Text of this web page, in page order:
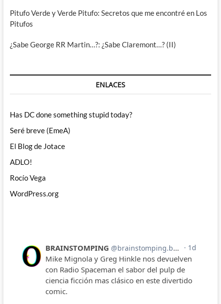
Pitufo Verde y Verde Pitufo: Secretos que me encontré en Los
Pitufos
¿Sabe George RR Martin…?: ¿Sabe Claremont…? (II)
ENLACES
Has DC done something stupid today?
Seré breve (EmeA)
El Blog de Jotace
ADLO!
Rocío Vega
WordPress.org